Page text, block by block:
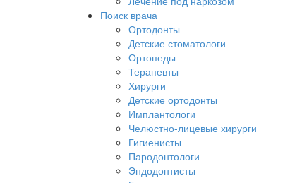
Поиск врача
Ортодонты
Детские стоматологи
Ортопеды
Терапевты
Хирурги
Детские ортодонты
Имплантологи
Челюстно-лицевые хирурги
Гигиенисты
Пародонтологи
Эндодонтисты